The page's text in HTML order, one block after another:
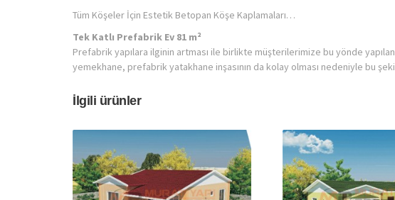
Tüm Köşeler İçin Estetik Betopan Köşe Kaplamaları…
Tek Katlı Prefabrik Ev 81 m²
Prefabrik yapılara ilginin artması ile birlikte müşterilerimize bu yönde
yemekhane, prefabrik yatakhane inşasının da kolay olması nedeniyle bu
İlgili ürünler